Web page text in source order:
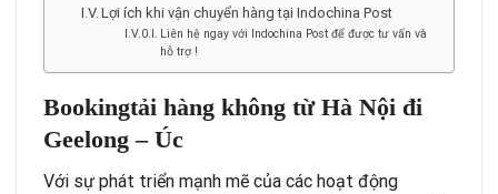
Lợi ích khi vận chuyển hàng tại Indochina Post
Liên hệ ngay với Indochina Post để được tư vấn và
hỗ trợ !
Bookingtải hàng không từ Hà Nội đi
Geelong – Úc
Với sự phát triển mạnh mẽ của các hoạt động